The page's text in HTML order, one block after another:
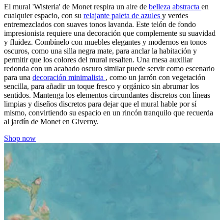
El mural 'Wisteria' de Monet respira un aire de belleza abstracta en
cualquier espacio, con su relajante paleta de azules y verdes
entremezclados con suaves tonos lavanda. Este telón de fondo
impresionista requiere una decoración que complemente su suavidad
y fluidez. Combínelo con muebles elegantes y modernos en tonos
oscuros, como una silla negra mate, para anclar la habitación y
permitir que los colores del mural resalten. Una mesa auxiliar
redonda con un acabado oscuro similar puede servir como escenario
para una decoración minimalista , como un jarrón con vegetación
sencilla, para añadir un toque fresco y orgánico sin abrumar los
sentidos. Mantenga los elementos circundantes discretos con líneas
limpias y diseños discretos para dejar que el mural hable por sí
mismo, convirtiendo su espacio en un rincón tranquilo que recuerda
al jardín de Monet en Giverny.
Shop now